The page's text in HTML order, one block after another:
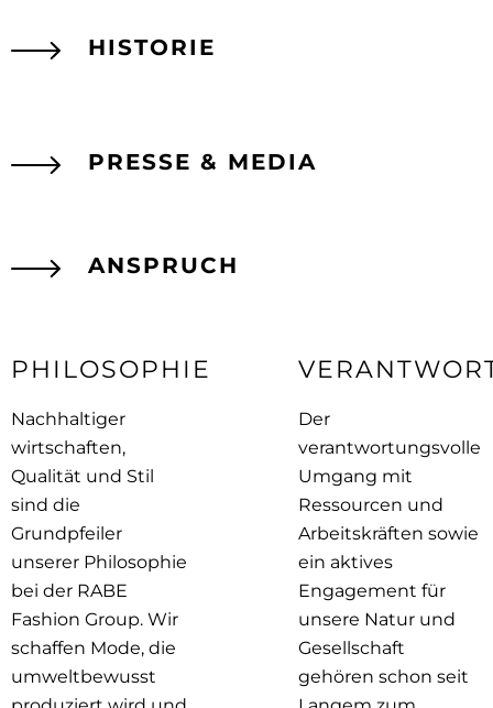
HISTORIE
PRESSE & MEDIA
ANSPRUCH
PHILOSOPHIE
Nachhaltiger
wirtschaften,
Qualität und Stil
sind die
Grundpfeiler
unserer Philosophie
bei der RABE
Fashion Group. Wir
schaffen Mode, die
umweltbewusst
Der
verantwortungsvolle
Umgang mit
Ressourcen und
Arbeitskräften sowie
ein aktives
Engagement für
unsere Natur und
Gesellschaft
gehören schon seit